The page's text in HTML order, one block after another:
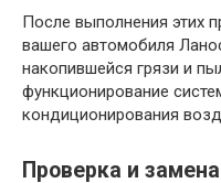
После выполнения этих
вашего автомобиля
накопившейся грязи и
функционирование
кондиционирования
Проверка и